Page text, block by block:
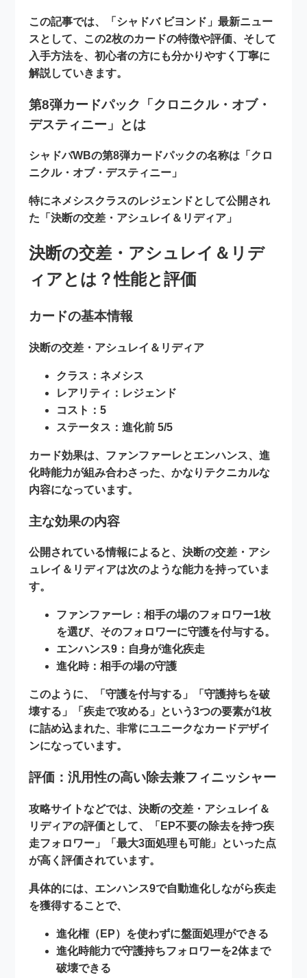
この記事では、「シャドバ ビヨンド」最新ニュー
スとして、この2枚のカードの特徴や評価、そして
入手方法を、初心者の方にも分かりやすく丁寧に
解説していきます。
第8弾カードパック「クロニクル・オブ・
デスティニー」とは
シャドバWBの第8弾カードパックの名称は 「クロ
ニクル・オブ・デスティニー」
特にネメシスクラスのレジェンドとして公開され
た 「決断の交差・アシュレイ＆リディア」
決断の交差・アシュレイ＆リデ
ィアとは？性能と評価
カードの基本情報
決断の交差・アシュレイ＆リディア
クラス：ネメシス
レアリティ：レジェンド
コスト：5
ステータス：進化前 5/5
カード効果は、ファンファーレとエンハンス、進
化時能力が組み合わさった、かなりテクニカルな
内容になっています。
主な効果の内容
公開されている情報によると、決断の交差・アシ
ュレイ＆リディアは次のような能力を持っていま
す。
ファンファーレ：相手の場のフォロワー1枚
を選び、そのフォロワーに守護を付与する。
エンハンス9： 自身が進化疾走
進化時：相手の場の守護
このように、「守護を付与する」「守護持ちを破
壊する」「疾走で攻める」という3つの要素が1枚
に詰め込まれた、非常にユニークなカードデザイ
ンになっています。
評価：汎用性の高い除去兼フィニッシャー
攻略サイトなどでは、決断の交差・アシュレイ＆
リディアの評価として、「 EP不要の除去を持つ疾
走フォロワー 」「最大3面処理も可能」といった点
が高く評価されています。
具体的には、エンハンス9で自動進化しながら疾走
を獲得することで、
進化権（EP）を使わずに盤面処理ができる
進化時能力で守護持ちフォロワーを2体まで
破壊できる